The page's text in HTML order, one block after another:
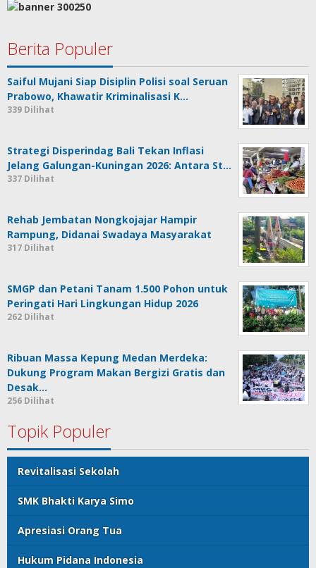
Berita Populer
Saiful Mujani Siap Disiplin Polisi soal Seruan
Prabowo, Khawatir Kriminalisasi K…
339 Dilihat
Strategi Disperindag Bali Tekan Inflasi
Jelang Galungan-Kuningan 2026: Antara St…
337 Dilihat
Rehab Jembatan Nongkojajar Hampir
Rampung, Didanai Swadaya Masyarakat
317 Dilihat
SMGP dan Petani Tanam 1.500 Pohon untuk
Peringati Hari Lingkungan Hidup 2026
262 Dilihat
Ribuan Massa Kepung Medan Merdeka:
Dukung Program Makan Bergizi Gratis dan
Desak…
256 Dilihat
Topik Populer
Revitalisasi Sekolah
SMK Bhakti Karya Simo
Apresiasi Orang Tua
Hukum Pidana Indonesia